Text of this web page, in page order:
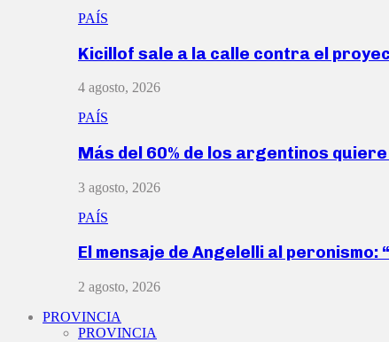
PAÍS
Kicillof sale a la calle contra el
4 agosto, 2026
PAÍS
Más del 60% de los argentinos
3 agosto, 2026
PAÍS
El mensaje de Angelelli al peronismo:
2 agosto, 2026
PROVINCIA
PROVINCIA